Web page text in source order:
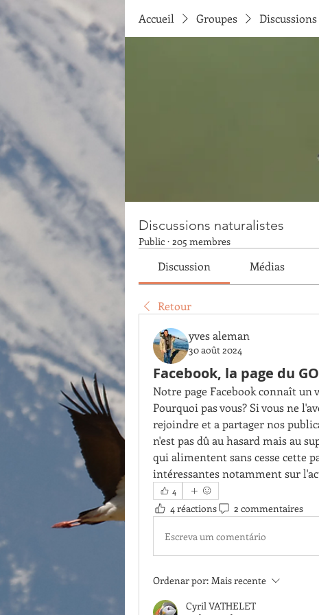
Accueil Groupes
Discussions naturalistes
Public · 205 membres
Discussion Médias
Retour
yves aleman
30 août 2024
Facebook, la page du
Notre page Facebook connaît un
Pourquoi pas vous? Si vous ne
rejoindre et a partager nos
n'est pas dû au hasard mais au
qui alimentent sans cesse cette
intéressantes notamment sur
4
4 réactions 2 commentaires
Escreva um comentário
Ordenar por: Mais recente
Cyril VATHELET